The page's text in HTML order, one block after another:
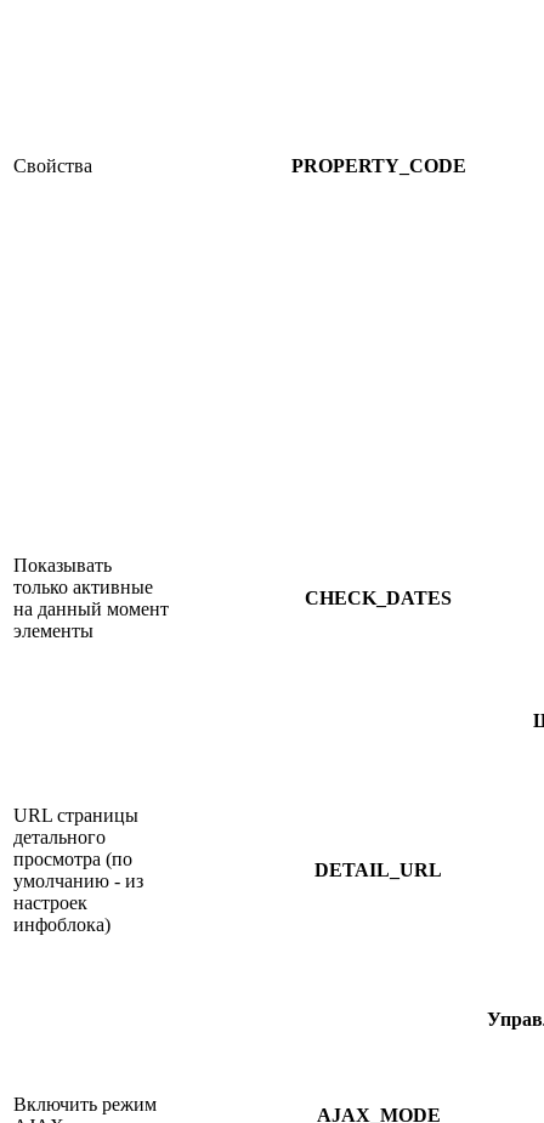
Свойства PROPERTY_CODE
Показывать
только активные
на данный момент
элементы
CHECK_DATES
URL страницы
детального
просмотра (по
умолчанию - из
настроек
инфоблока)
DETAIL_URL
Включить режим
AJAX_MODE